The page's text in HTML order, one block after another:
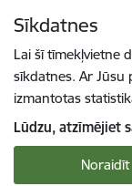
Sīkdatnes
Lai šī tīmekļvietne
sīkdatnes. Ar Jūsu
izmantotas
Lūdzu, atzīmējiet
Noraidīt